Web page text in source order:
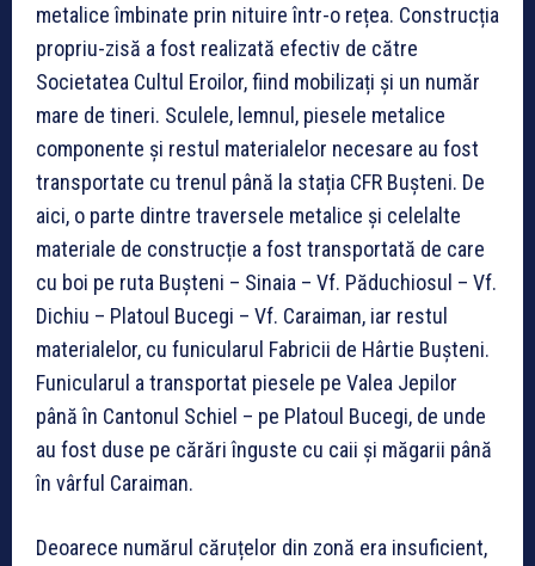
metalice îmbinate prin nituire într-o rețea. Construcția
propriu-zisă a fost realizată efectiv de către
Societatea Cultul Eroilor, fiind mobilizați și un număr
mare de tineri. Sculele, lemnul, piesele metalice
componente și restul materialelor necesare au fost
transportate cu trenul până la stația CFR Bușteni. De
aici, o parte dintre traversele metalice și celelalte
materiale de construcție a fost transportată de care
cu boi pe ruta Bușteni – Sinaia – Vf. Păduchiosul – Vf.
Dichiu – Platoul Bucegi – Vf. Caraiman, iar restul
materialelor, cu funicularul Fabricii de Hârtie Bușteni.
Funicularul a transportat piesele pe Valea Jepilor
până în Cantonul Schiel – pe Platoul Bucegi, de unde
au fost duse pe cărări înguste cu caii și măgarii până
în vârful Caraiman.
Deoarece numărul căruțelor din zonă era insuficient,